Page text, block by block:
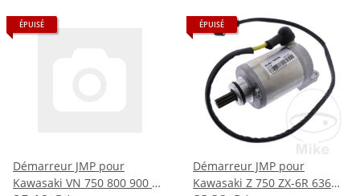
ÉPUISÉ
Démarreur JMP pour
Kawasaki VN 750 800 900 W
ÉPUISÉ
Démarreur JMP pour
Kawasaki Z 750 ZX-6R 636